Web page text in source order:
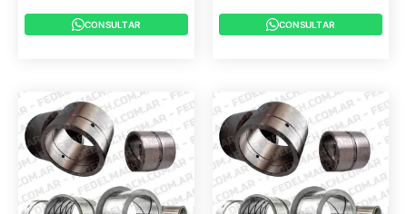
CONSULTAR CONSULTAR